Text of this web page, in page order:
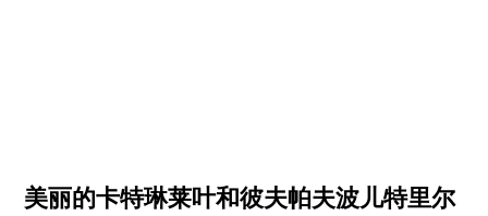
美丽的卡特琳莱叶和彼夫帕夫波儿特里尔